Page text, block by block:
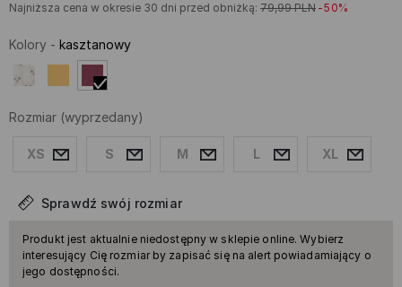
Najniższa cena w okresie 30 dni przed obniżką: 79,99 PLN -50%
Kolory - kasztanowy
Rozmiar (wyprzedany)
XS S M L XL
Sprawdź swój rozmiar
Produkt jest aktualnie niedostępny w sklepie online. Wybierz
interesujący Cię rozmiar by zapisać się na alert powiadamiający o
jego dostępności.